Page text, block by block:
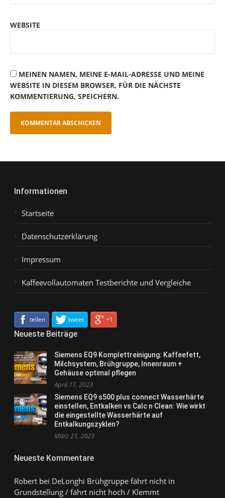
WEBSITE
MEINEN NAMEN, MEINE E-MAIL-ADRESSE UND MEINE
WEBSITE IN DIESEM BROWSER, FÜR DIE NÄCHSTE
KOMMENTIERUNG, SPEICHERN.
Informationen
Startseite
Datenschutzerklärung
Impressum
Kaffeevollautomaten Testberichte und Vergleiche
teilen tweet +1
Neueste Beiträge
Siemens EQ9 Komplettreinigung: Kaffeefett,
Milchsystem, Brühgruppe, Innenraum +
Gehäuse optimal pflegen
April 17, 2023
Siemens EQ9 s500 plus connect Wasserhärte
einstellen, Entkalken vs Calc n Clean: Wie wirkt
die eingestellte Wasserhärte auf
Entkalkungszyklen?
März 21, 2023
Neueste Kommentare
Robertbei DeLonghi Brühgruppe fährt nicht in
Grundstellung / fährt nicht hoch / Klemmt